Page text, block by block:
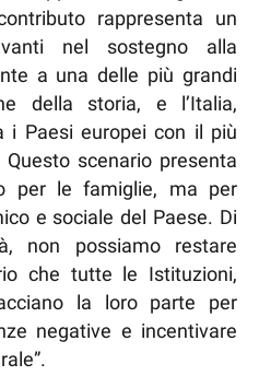
rappresenta un
nel sostegno alla
a una delle più grandi
della storia, e l’Italia,
i Paesi europei con il più
scenario presenta
per le famiglie, ma per
e sociale del Paese. Di
non possiamo restare
che tutte le Istituzioni,
la loro parte per
negative e incentivare